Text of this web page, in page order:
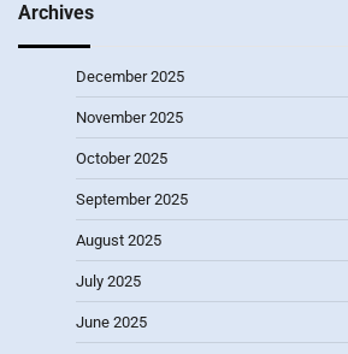
Archives
December 2025
November 2025
October 2025
September 2025
August 2025
July 2025
June 2025